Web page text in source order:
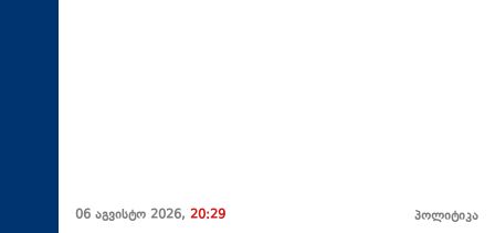
06 აგვისტო 2026, 20:29 პოლიტიკა